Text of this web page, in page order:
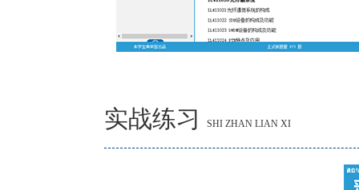
实战练习 SHI ZHAN LIAN XI